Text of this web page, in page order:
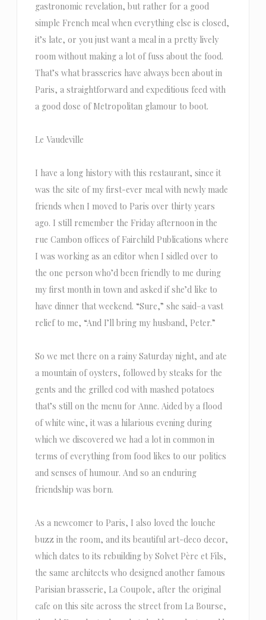
gastronomic revelation, but rather for a good
simple French meal when everything else is closed,
it’s late, or you just want a meal in a pretty lively
room without making a lot of fuss about the food.
That’s what brasseries have always been about in
Paris, a straightforward and expeditious feed with
a good dose of Metropolitan glamour to boot.
Le Vaudeville
I have a long history with this restaurant, since it
was the site of my first-ever meal with newly made
friends when I moved to Paris over thirty years
ago. I still remember the Friday afternoon in the
rue Cambon offices of Fairchild Publications where
I was working as an editor when I sidled over to
the one person who’d been friendly to me during
my first month in town and asked if she’d like to
have dinner that weekend. “Sure,” she said–a vast
relief to me, “And I’ll bring my husband, Peter.”
So we met there on a rainy Saturday night, and ate
a mountain of oysters, followed by steaks for the
gents and the grilled cod with mashed potatoes
that’s still on the menu for Anne. Aided by a flood
of white wine, it was a hilarious evening during
which we discovered we had a lot in common in
terms of everything from food likes to our politics
and senses of humour. And so an enduring
friendship was born.
As a newcomer to Paris, I also loved the louche
buzz in the room, and its beautiful art-deco decor,
which dates to its rebuilding by Solvet Père et Fils,
the same architects who designed another famous
Parisian brasserie, La Coupole, after the original
cafe on this site across the street from La Bourse,